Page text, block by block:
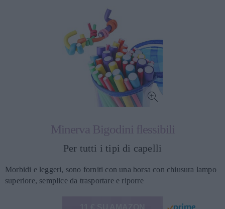
Minerva Bigodini flessibili
Per tutti i tipi di capelli
Morbidi e leggeri, sono forniti con una borsa con chiusura lampo
superiore, semplice da trasportare e riporre